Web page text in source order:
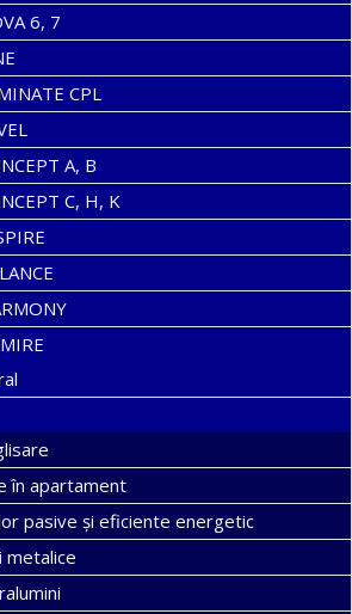
6, 7
CPL
A, B
C, H, K
în apartament
pasive şi eficiente energetic
metalice